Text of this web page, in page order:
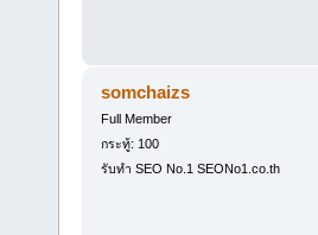
somchaizs
Full Member
กระทู้: 100
รับทำ SEO No.1 SEONo1.co.th